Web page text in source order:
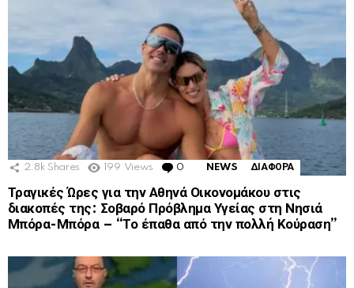
2.8k Shares 199 Views 0 Comments
NEWS ΔΙΑΦΟΡΑ
Τραγικές Ώρες για την Αθηνά Οικονομάκου στις
διακοπές της: Σοβαρό Πρόβλημα Υγείας στη Νησιά
Μπόρα-Μπόρα – “Το έπαθα από την πολλή Κούραση”